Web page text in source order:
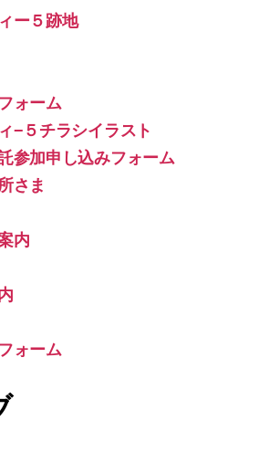
ー５跡地
ォーム
−５チラシイラスト
参加申し込みフォーム
さま
内
ォーム